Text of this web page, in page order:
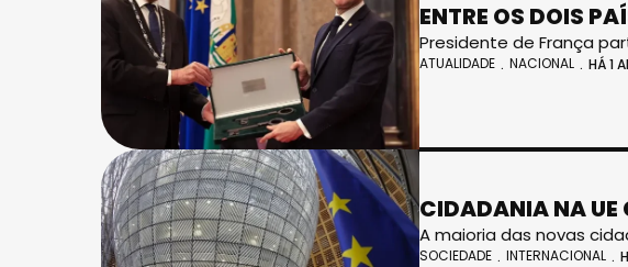
ENTRE OS DOIS
Presidente de França
ATUALIDADE NACIONAL HÁ 1
CIDADANIA NA UE
A maioria das novas
SOCIEDADE INTERNACIONAL